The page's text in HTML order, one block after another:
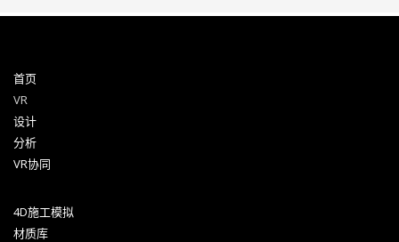
首页
VR
设计
分析
VR协同
4D施工模拟
材质库